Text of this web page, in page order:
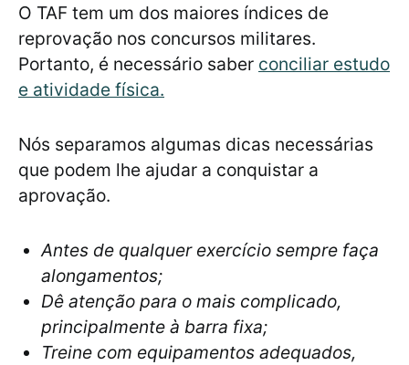
O TAF tem um dos maiores índices de
reprovação nos concursos militares.
Portanto, é necessário saber conciliar estudo
e atividade física.
Nós separamos algumas dicas necessárias
que podem lhe ajudar a conquistar a
aprovação.
Antes de qualquer exercício sempre faça
alongamentos;
Dê atenção para o mais complicado,
principalmente à barra fixa;
Treine com equipamentos adequados,